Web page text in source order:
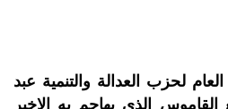
لحزب العدالة والتنمية عبد
القاموس الذي يهاجم به الاخير